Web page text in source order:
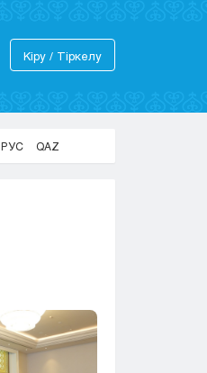
Кіру / Тіркелу
РУС QAZ